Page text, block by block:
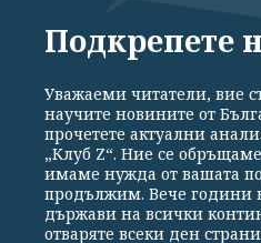
СПОРТ КУЛТУРА
Общи условия
Реклама
Партньори
Подкрепете
Уважаеми читатели, вие
научите новините от
прочетете актуални
„Клуб Z“. Ние се
имаме нужда от вашата
продължим. Вече години
държави на всички
отваряте всеки ден